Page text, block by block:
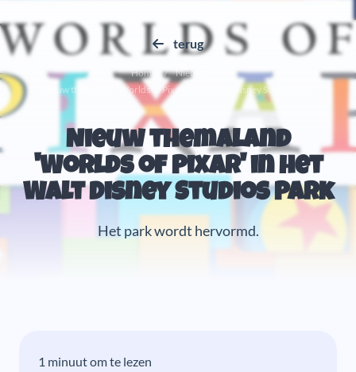
terug
Home
Nieuws
Nieuw themaland 'Worlds of Pixar' in het Walt Disney Studios Park
Nieuw themaland
'Worlds of Pixar' in het
Walt Disney Studios Park
Het park wordt hervormd.
1 minuut om te lezen